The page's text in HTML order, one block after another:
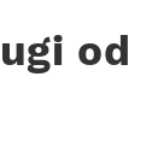
od